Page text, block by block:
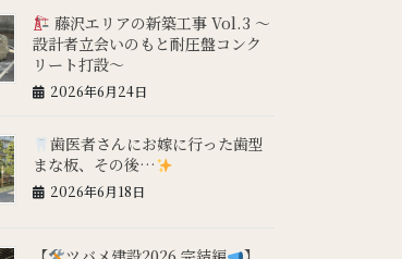
藤沢エリアの新築工事 Vol.3 ～
設計者立会いのもと耐圧盤コンク
リート打設～
2026年6月24日
歯医者さんにお嫁に行った歯型
まな板、その後…
2026年6月18日